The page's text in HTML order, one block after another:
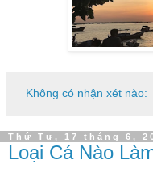
Không có nhận xét nào:
Thứ Tư, 17 tháng 6,
Loại Cá Nào